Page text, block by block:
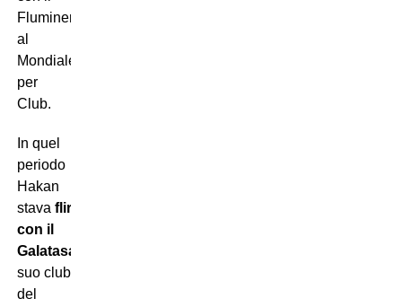
Fluminense
al
Mondiale
per
Club.
In quel
periodo
Hakan
stava flirtando
con il
Galatasaray
suo club
del